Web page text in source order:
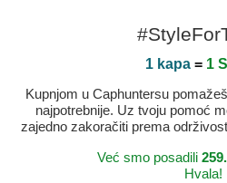
1 kapa= 1
Kupnjom u Caphuntersu
najpotrebnije. Uz tvoju pomoć
zajedno zakoračiti prema
Već smo posadili
Hvala!